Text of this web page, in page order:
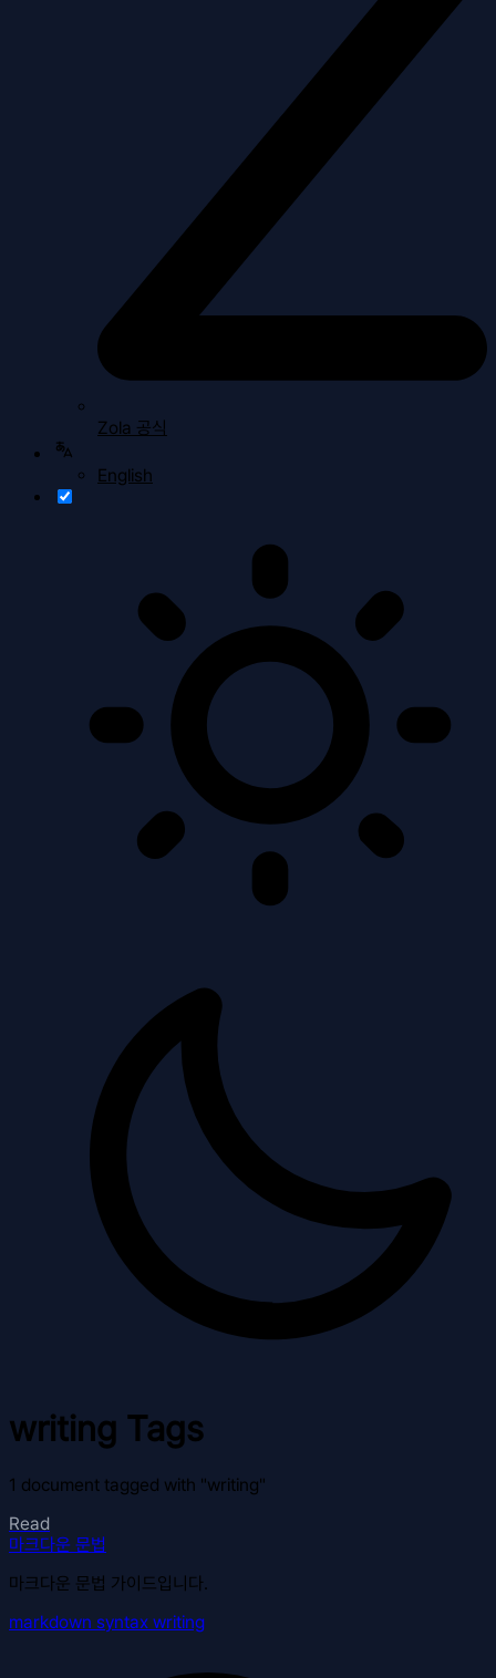
Zola 공식
English
writing Tags
1 document tagged with "writing"
Read
마크다운 문법
마크다운 문법 가이드입니다.
markdown syntax writing